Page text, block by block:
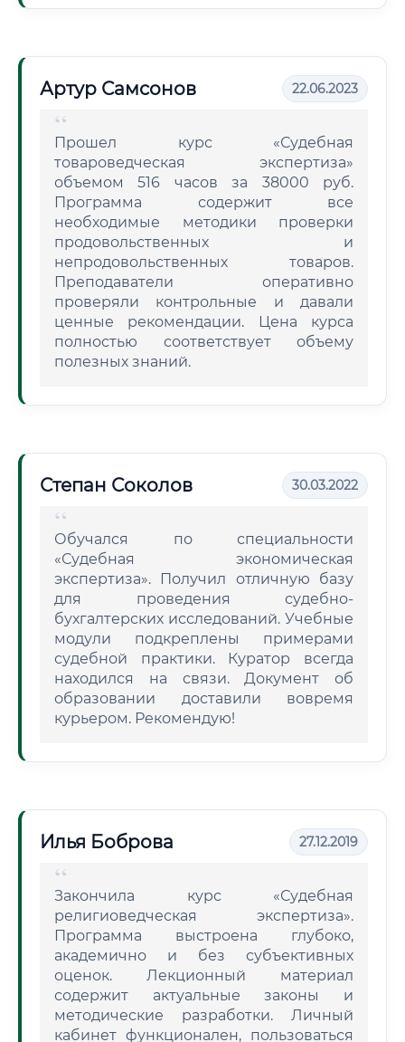
Артур Самсонов 22.06.2023
Прошел курс «Судебная
товароведческая экспертиза»
объемом 516 часов за 38000 руб.
Программа содержит все
необходимые методики проверки
продовольственных и
непродовольственных товаров.
Преподаватели оперативно
проверяли контрольные и давали
ценные рекомендации. Цена курса
полностью соответствует объему
полезных знаний.
Степан Соколов 30.03.2022
Обучался по специальности
«Судебная экономическая
экспертиза». Получил отличную базу
для проведения судебно-
бухгалтерских исследований. Учебные
модули подкреплены примерами
судебной практики. Куратор всегда
находился на связи. Документ об
образовании доставили вовремя
курьером. Рекомендую!
Илья Боброва 27.12.2019
Закончила курс «Судебная
религиоведческая экспертиза».
Программа выстроена глубоко,
академично и без субъективных
оценок. Лекционный материал
содержит актуальные законы и
методические разработки. Личный
кабинет функционален, пользоваться